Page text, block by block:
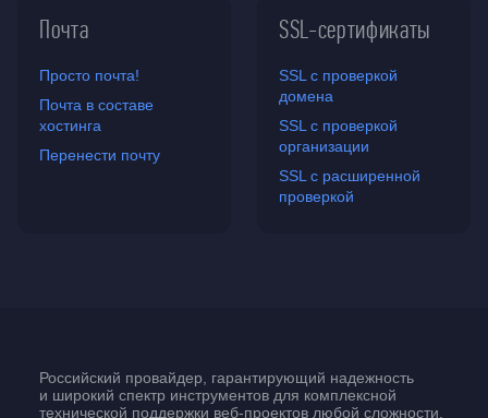
Почта
Просто почта!
Почта в составе
хостинга
Перенести почту
SSL-сертификаты
SSL с проверкой
домена
SSL с проверкой
организации
SSL с расширенной
проверкой
Российский провайдер, гарантирующий надежность
и широкий спектр инструментов для комплексной
технической поддержки веб-проектов любой сложности.